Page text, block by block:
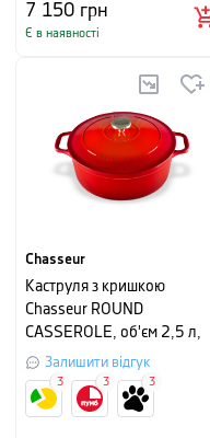
7 150 грн
Є в наявності
Chasseur
Каструля з кришкою
Chasseur ROUND
CASSEROLE, об'єм 2,5 л,
червоний рубін
Залишити відгук
3 3 3